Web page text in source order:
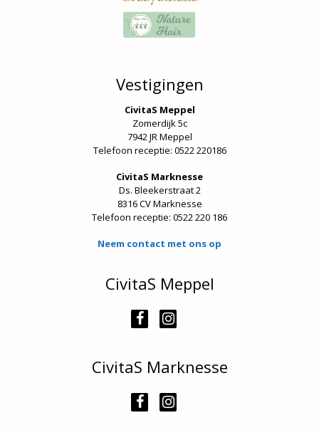
Vestigingen
CivitaS Meppel
Zomerdijk 5c
7942 JR Meppel
Telefoon receptie: 0522 220186
CivitaS Marknesse
Ds. Bleekerstraat 2
8316 CV Marknesse
Telefoon receptie: 0522 220 186
Neem contact met ons op
CivitaS Meppel
CivitaS Marknesse